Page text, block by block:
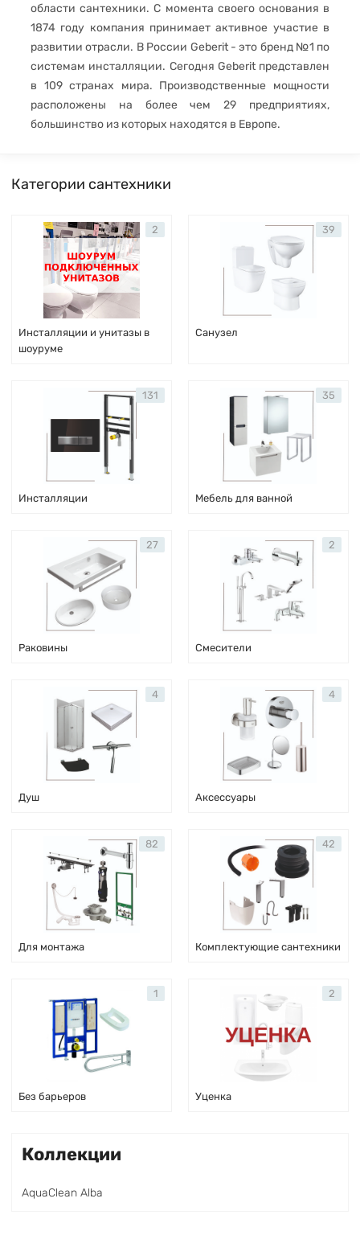
области сантехники. С момента своего основания в
1874 году компания принимает активное участие в
развитии отрасли. В России Geberit - это бренд №1 по
системам инсталляции. Сегодня Geberit представлен
в 109 странах мира. Производственные мощности
расположены на более чем 29 предприятиях,
большинство из которых находятся в Европе.
Категории сантехники
Инсталляции и унитазы в
шоуруме
2
Санузел
39
Инсталляции
131
Мебель для ванной
35
Раковины
27
Смесители
2
Душ
4
Аксессуары
4
Для монтажа
82
Комплектующие сантехники
42
Без барьеров
1
Уценка
2
Коллекции
AquaClean Alba